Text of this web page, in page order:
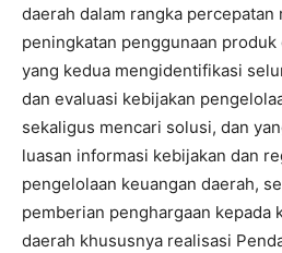
daerah dalam rangka percepatan
peningkatan penggunaan
yang kedua mengidentifikasi
dan evaluasi kebijakan
sekaligus mencari solusi, dan
luasan informasi kebijakan dan
pengelolaan keuangan daerah,
pemberian penghargaan kepada
daerah khususnya realisasi